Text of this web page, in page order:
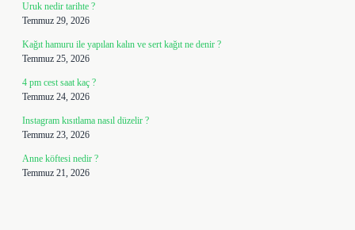
Uruk nedir tarihte ?
Temmuz 29, 2026
Kağıt hamuru ile yapılan kalın ve sert kağıt ne denir ?
Temmuz 25, 2026
4 pm cest saat kaç ?
Temmuz 24, 2026
Instagram kısıtlama nasıl düzelir ?
Temmuz 23, 2026
Anne köftesi nedir ?
Temmuz 21, 2026